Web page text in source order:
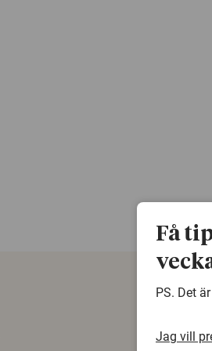
Få
PS. Det
Jag vill